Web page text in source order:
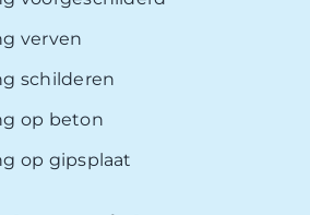
verven
schilderen
op beton
op gipsplaat